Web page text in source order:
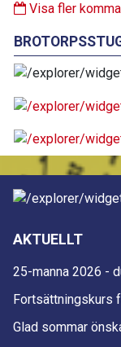
Visa fler
AKTUELLT
25-manna 2026 -
Fortsättningskurs
Glad sommar